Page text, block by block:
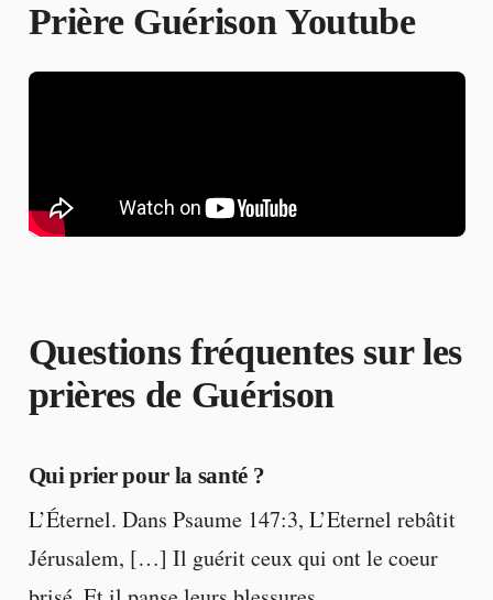
Prière Guérison Youtube
Questions fréquentes sur les
prières de Guérison
Qui prier pour la santé ?
L’Éternel. Dans Psaume 147:3, L’Eternel rebâtit
Jérusalem, […] Il guérit ceux qui ont le coeur